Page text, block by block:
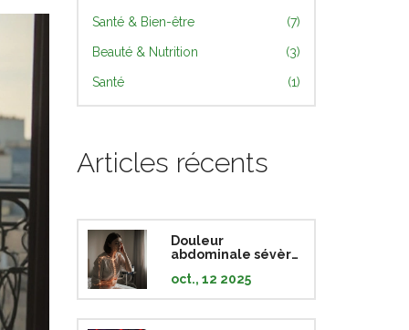
Santé & Bien-être (7)
Beauté & Nutrition (3)
Santé (1)
Articles récents
Douleur
abdominale sévère
qu’il faut savoir
oct., 12 2025